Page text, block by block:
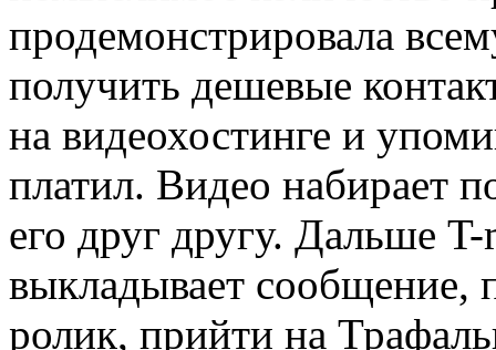
продемонстрировала
получить дешевые
на видеохостинге и
платил. Видео набирает
его друг другу. Дальше
выкладывает сообщение,
ролик, прийти на